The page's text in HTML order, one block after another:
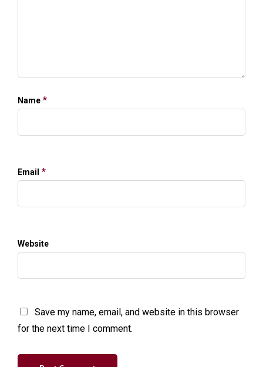
Name *
Email *
Website
Save my name, email, and website in this browser
for the next time I comment.